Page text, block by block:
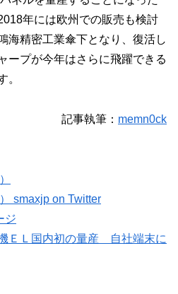
年には欧州での販売も検討
海精密工業傘下となり、復活し
ープが今年はさらに飛躍できる
。
記事執筆： memn0ck
smaxjp on Twitter
ジ
ＥＬ国内初の量産 自社端末に